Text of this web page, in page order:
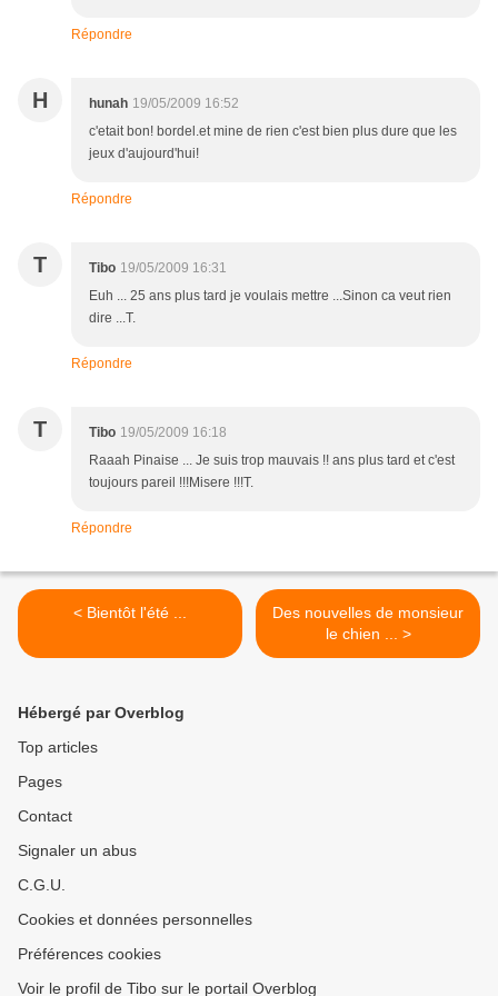
Répondre
H hunah 19/05/2009 16:52
c'etait bon! bordel.et mine de rien c'est bien plus dure que les
jeux d'aujourd'hui!
Répondre
T Tibo 19/05/2009 16:31
Euh ... 25 ans plus tard je voulais mettre ...Sinon ca veut rien
dire ...T.
Répondre
T Tibo 19/05/2009 16:18
Raaah Pinaise ... Je suis trop mauvais !! ans plus tard et c'est
toujours pareil !!!Misere !!!T.
Répondre
< Bientôt l'été ...
Des nouvelles de monsieur
le chien ... >
Hébergé par Overblog
Top articles
Pages
Contact
Signaler un abus
C.G.U.
Cookies et données personnelles
Préférences cookies
Voir le profil de Tibo sur le portail Overblog